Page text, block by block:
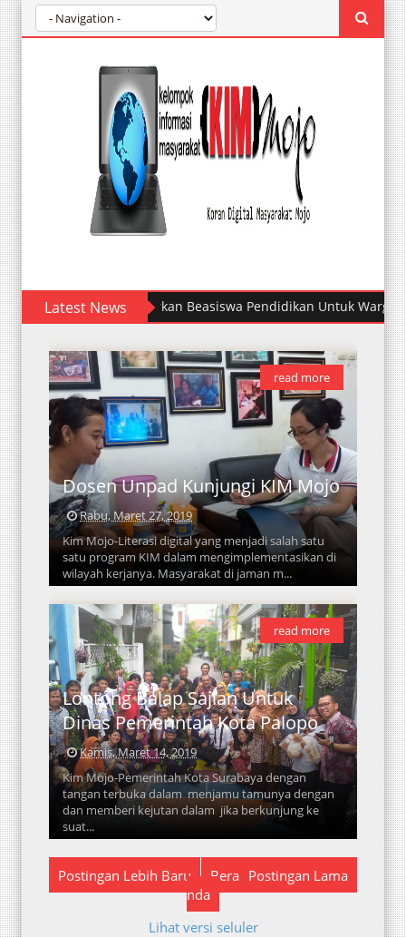
Latest News
YSDF Al Falah salurkan Beasiswa Pendidikan Untuk Warga Mojo
Dosen Unpad Kunjungi KIM Mojo
Rabu, Maret 27, 2019
Kim Mojo-Literasi digital yang menjadi salah satu
satu program KIM dalam mengimplementasikan di
wilayah kerjanya. Masyarakat di jaman m...
read more
Lontong Balap Sajian Untuk
Dinas Pemerintah Kota Palopo
Kamis, Maret 14, 2019
Kim Mojo-Pemerintah Kota Surabaya dengan
tangan terbuka dalam menjamu tamunya dengan
dan memberi kejutan dalam jika berkunjung ke
suat...
read more
Postingan Lebih Baru Postingan Lama
Bera
nda
Lihat versi seluler